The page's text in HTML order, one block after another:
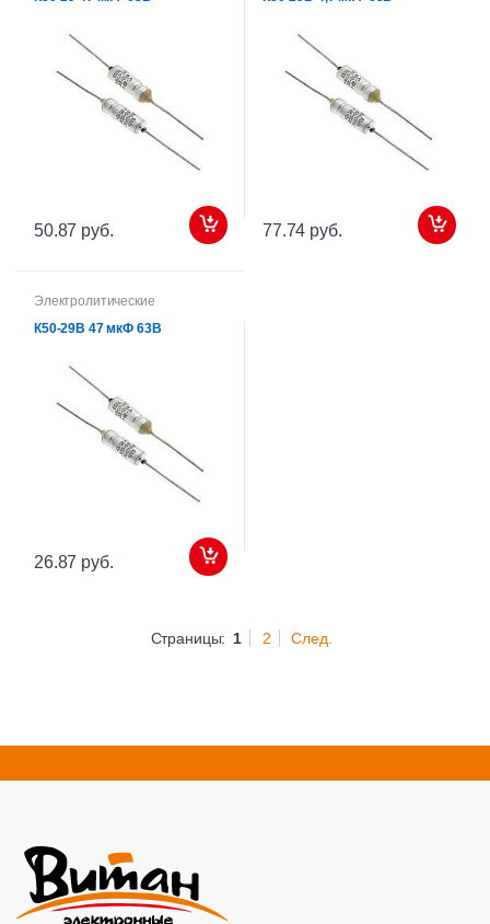
50.87 руб. 77.74 руб.
Электролитические
К50-29В 47 мкФ 63В
26.87 руб.
Страницы: 1 2 След.